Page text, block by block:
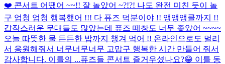
❤️ 콘서트 어땠어 ~~!! 잘 놀았어 ~?!?! 나도 완전 미친 듯이 놀
구 엄청 엄청 행복했어 !!! 다 퓨즈 덕분이야 !! 앵앵앵콜까지 !!
갑작스러운 무대들도 많았는데 퓨즈 떼창도 너무 좋았어 ~~~~
오늘 따뜻한 물 든든한 밥까지 챙겨 먹어 !! 온라인으로도 멀리
서 응원해줘서 너무너무너무 고맙구 행복한 시간 만들어 줘서
감사합니다. 이틀의 ...퓨즈들 콘서트 즐거우셨나요?😁 이틀 동